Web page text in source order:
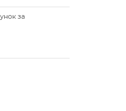
за